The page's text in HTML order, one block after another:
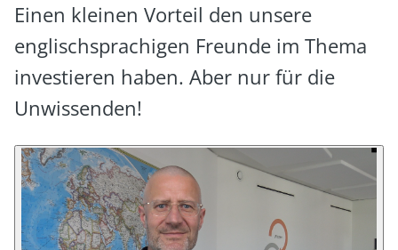
Einen kleinen Vorteil den unsere
englischsprachigen Freunde im Thema
investieren haben. Aber nur für die
Unwissenden!